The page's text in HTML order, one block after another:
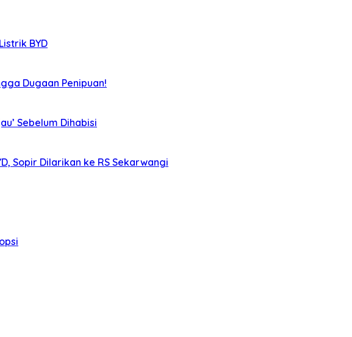
BYD
Dugaan Penipuan!
Sebelum Dihabisi
Sopir Dilarikan ke RS Sekarwangi